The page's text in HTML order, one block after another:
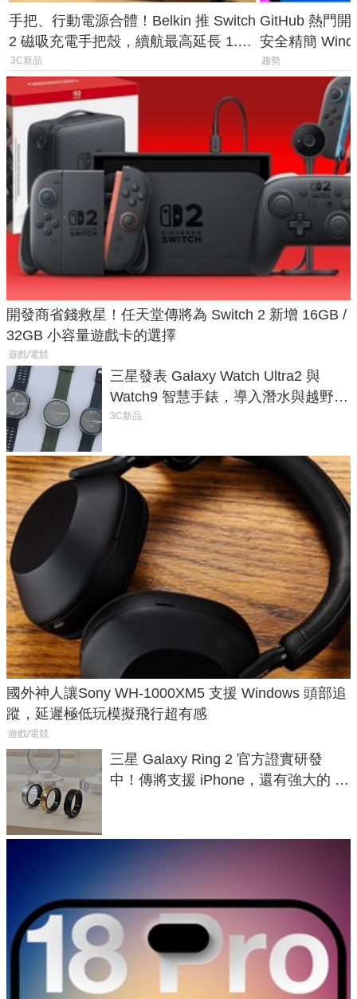
手把、行動電源合體！Belkin 推 Switch
2 磁吸充電手把殼，續航最高延長 1.5
倍
3C新品
GitHub 熱門開
安全精簡
後台追蹤
趨勢
開發商省錢救星！任天堂傳將為 Switch 2 新增 16GB /
32GB 小容量遊戲卡的選擇
遊戲/電競
三星發表 Galaxy Watch Ultra2 與
Watch9 智慧手錶，導入潛水與越野跑
導航功能
3C新品
國外神人讓Sony WH-1000XM5 支援 Windows 頭部追
蹤，延遲極低玩模擬飛行超有感
遊戲/電競
三星 Galaxy Ring 2 官方證實研發
中！傳將支援 iPhone，還有強大的 AI